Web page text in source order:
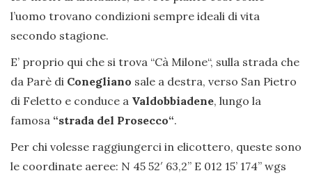
l’uomo trovano condizioni sempre ideali di vita
secondo stagione.
E’ proprio qui che si trova “Cà Milone“, sulla strada che
da Parè di Conegliano sale a destra, verso San Pietro
di Feletto e conduce a Valdobbiadene, lungo la
famosa “strada del Prosecco“.
Per chi volesse raggiungerci in elicottero, queste sono
le coordinate aeree: N 45 52′ 63,2” E 012 15’ 174’’ wgs